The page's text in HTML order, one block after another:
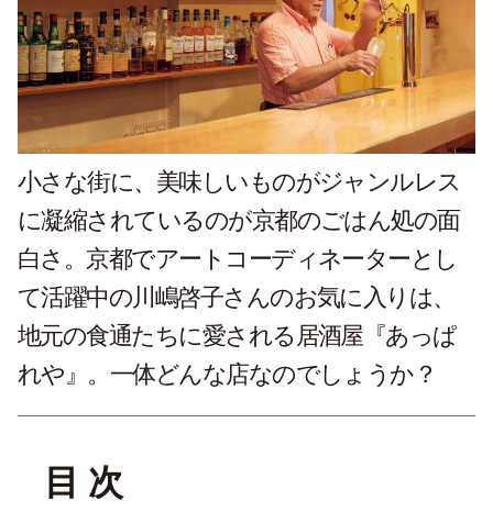
小さな街に、美味しいものがジャンルレス
に凝縮されているのが京都のごはん処の面
白さ。京都でアートコーディネーターとし
て活躍中の川嶋啓子さんのお気に入りは、
地元の食通たちに愛される居酒屋『あっぱ
れや』。一体どんな店なのでしょうか？
目 次